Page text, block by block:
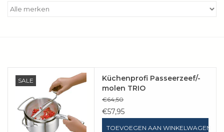
Bakken
Aanbiedingen ✅
Cadeau idee
Zomer ☀️
SALE
Küchenprofi Passeerzeef/-
molen TRIO
€64,50
€57,95
TOEVOEGEN AAN WINKELWAGEN